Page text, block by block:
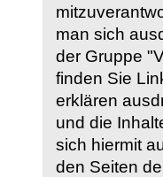
man sich
der Gruppe
finden Sie
erklären
und die
sich hiermit
den Seiten